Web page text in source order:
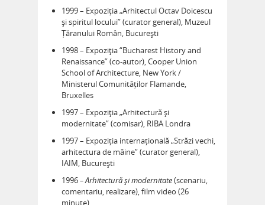
1999 – Expoziţia „Arhitectul Octav Doicescu
și spiritul locului” (curator general), Muzeul
Țăranului Român, București
1998 – Expoziţia “Bucharest History and
Renaissance” (co-autor), Cooper Union
School of Architecture, New York /
Ministerul Comunităților Flamande,
Bruxelles
1997 – Expoziţia „Arhitectură și
modernitate” (comisar), RIBA Londra
1997 – Expoziția internațională „Străzi vechi,
arhitectura de mâine” (curator general),
IAIM, București
1996– Arhitectură și modernitate(scenariu,
comentariu, realizare), film video (26